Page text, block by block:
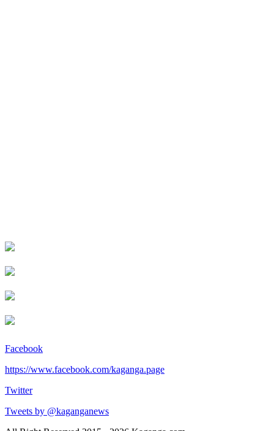
Facebook
https://www.facebook.com/kaganga.page
Twitter
Tweets by @kaganganews